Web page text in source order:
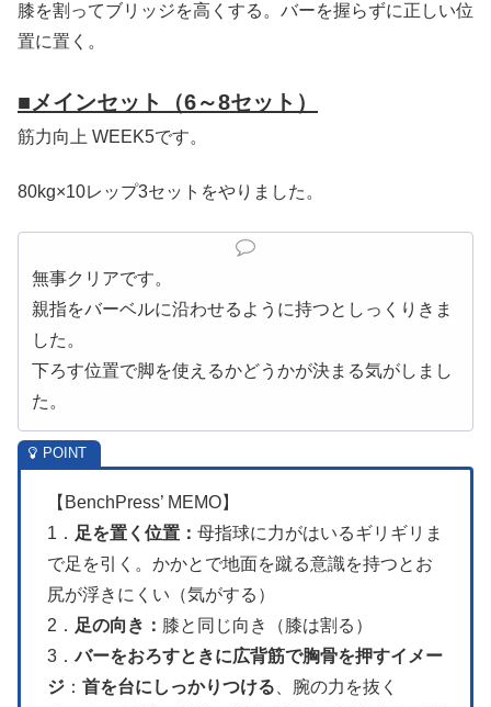
膝を割ってブリッジを高くする。バーを握らずに正しい位
置に置く。
■メインセット（6～8セット）
筋力向上 WEEK5です。
80kg×10レップ3セットをやりました。
無事クリアです。
親指をバーベルに沿わせるように持つとしっくりきま
した。
下ろす位置で脚を使えるかどうかが決まる気がしまし
た。
【BenchPress’ MEMO】
1． 足を置く位置： 母指球に力がはいるギリギリま
で足を引く。かかとで地面を蹴る意識を持つとお
尻が浮きにくい（気がする）
2． 足の向き： 膝と同じ向き（膝は割る）
3．バーをおろすときに広背筋で胸骨を押すイメー
ジ ： 首を台にしっかりつける 、腕の力を抜く